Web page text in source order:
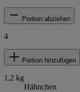
Portion abziehen
4
Portion hinzufügen
1,2 kg
Hähnchen